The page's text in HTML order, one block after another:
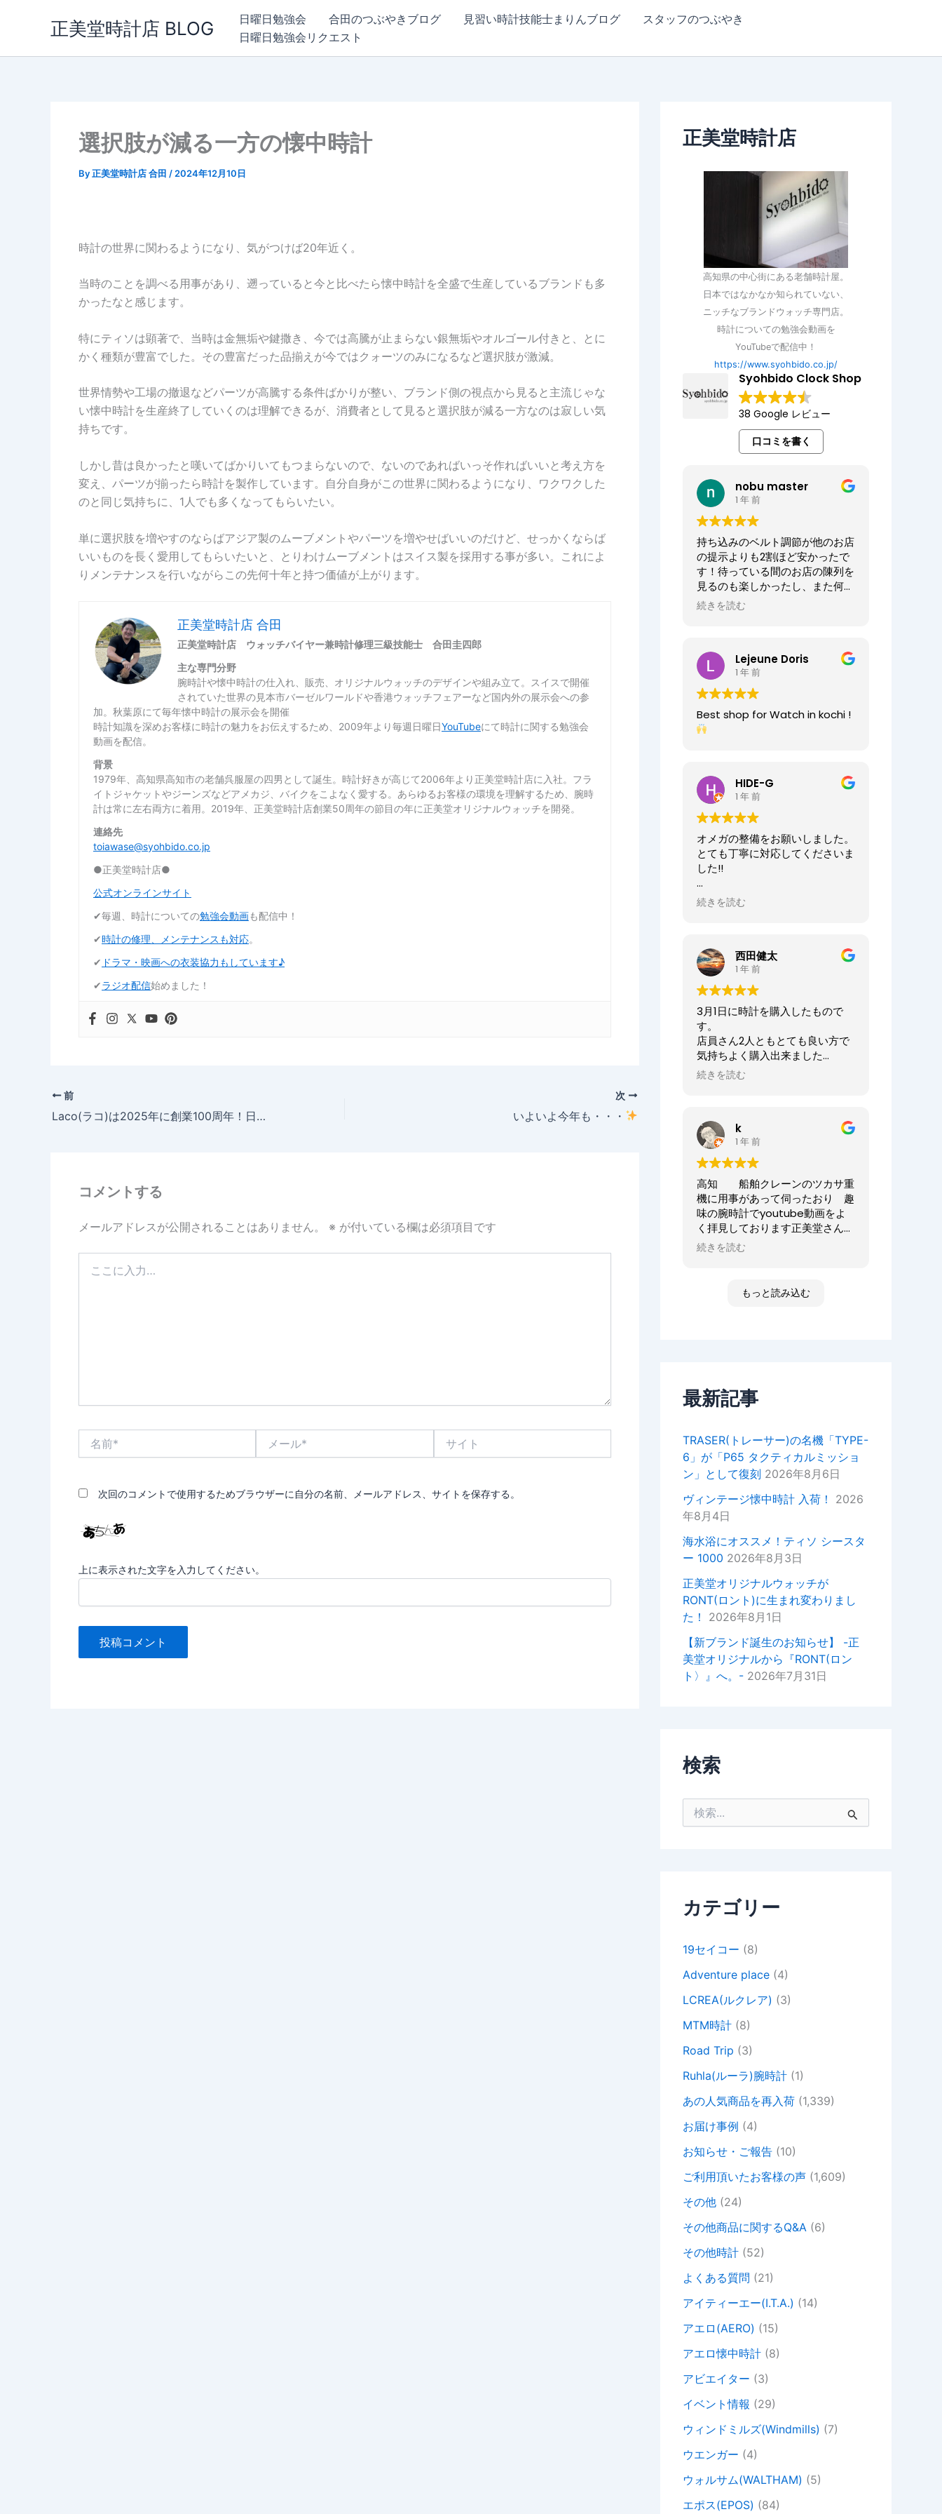
正美堂時計店 BLOG 日曜日勉強会 合田のつぶやきブログ 見習い時計技能士まりんブログ
スタッフのつぶやき
日曜日勉強会リクエスト
選択肢が減る一方の懐中時計
By正美堂時計店 合田 / 2024年12月10日
時計の世界に関わるようになり、気がつけば20年近く。
当時のことを調べる用事があり、遡っていると今と比べたら懐中時計を全盛で生産しているブランドも多
かったなと感じます。
特にティソは顕著で、当時は金無垢や鍵撒き、今では高騰が止まらない銀無垢やオルゴール付きと、とに
かく種類が豊富でした。その豊富だった品揃えが今ではクォーツのみになるなど選択肢が激減。
世界情勢や工場の撤退などパーツが高騰する条件ばかりが整い、ブランド側の視点から見ると主流じゃな
い懐中時計を生産終了していくのは理解できるが、消費者として見ると選択肢が減る一方なのは寂しい気
持ちです。
しかし昔は良かったと嘆いてばかりいてもつまらないので、ないのであればいっそ作ればいいと考え方を
変え、パーツが揃ったら時計を製作しています。自分自身がこの世界に関わるようになり、ワクワクした
のと同じ気持ちに、1人でも多くなってもらいたい。
単に選択肢を増やすのならばアジア製のムーブメントやパーツを増やせばいいのだけど、せっかくならば
いいものを長く愛用してもらいたいと、とりわけムーブメントはスイス製を採用する事が多い。これによ
りメンテナンスを行いながらこの先何十年と持つ価値が上がります。
正美堂時計店 合田
正美堂時計店 ウォッチバイヤー兼時計修理三級技能士 合田圭四郎
主な専門分野
腕時計や懐中時計の仕入れ、販売、オリジナルウォッチのデザインや組み立て。スイスで開催
されていた世界の見本市バーゼルワールドや香港ウォッチフェアーなど国内外の展示会への参
加。秋葉原にて毎年懐中時計の展示会を開催
時計知識を深めお客様に時計の魅力をお伝えするため、2009年より毎週日曜日YouTubeにて時計に関する勉強会
動画を配信。
背景
1979年、高知県高知市の老舗呉服屋の四男として誕生。時計好きが高じて2006年より正美堂時計店に入社。フラ
イトジャケットやジーンズなどアメカジ、バイクをこよなく愛する。あらゆるお客様の環境を理解するため、腕時
計は常に左右両方に着用。2019年、正美堂時計店創業50周年の節目の年に正美堂オリジナルウォッチを開発。
連絡先
toiawase@syohbido.co.jp
●正美堂時計店●
公式オンラインサイト
✔︎毎週、時計についての勉強会動画も配信中！
✔︎時計の修理、メンテナンスも対応。
✔︎ ドラマ・映画への衣装協力もしています♪
✔︎ラジオ配信始めました！
前
Laco(ラコ)は2025年に創業100周年！日本限定の25本記念モデルをリリース！
次
いよいよ今年も・・・
コメントする
メールアドレスが公開されることはありません。 ※ が付いている欄は必須項目です
次回のコメントで使用するためブラウザーに自分の名前、メールアドレス、サイトを保存する。
上に表示された文字を入力してください。
正美堂時計店
高知県の中心街にある老舗時計屋。
日本ではなかなか知られていない、
ニッチなブランドウォッチ専門店。
時計についての勉強会動画を
YouTubeで配信中！
https://www.syohbido.co.jp/
Syohbido Clock Shop
38 Google レビュー
口コミを書く
nobu master
1 年 前
持ち込みのベルト調節が他のお店
の提示よりも2割ほど安かったで
す！待っている間のお店の陳列を
見るのも楽しかったし、また何か
あればお願いしたいお店でした。
た。店員の方が親切なのに加え、
時計がお好きなのが伝わってきま
すし、寄り添った接客をしてくれ
ましたので、買い物が気持ちよく
できました。また、おすすめ通り
交換したベルトもガラッと雰囲気
と仕事がマッチしたご商売は人の
心を豊かにするんだなぁと感じ入
りました。ありがとうございま
す。
オーナーからの返信
先日はベルト調整のご依頼誠にあ
店内も楽しんでいただけて何より
でございます。
ませ。
続きを読む
Lejeune Doris
1 年 前
Best shop for Watch in kochi !
HIDE-G
1 年 前
オメガの整備をお願いしました。
とても丁寧に対応してくださいま
した!!
オーナーからの返信
HIDE-G様
正美堂時計店でございます。
この度は大切な時計の修理をお任
せいただき誠にありがとうござい
ます。
また、嬉しい口コミも誠にありが
とうございます！！
何度も来ていただき申し訳ござい
ませんでした。
ル等、永くお付き合いいただけま
すと幸いです。
どうぞよろしくお願いいたしま
す。
正美堂時計店スタッフ
続きを読む
西田健太
1 年 前
3月1日に時計を購入したもので
す。
店員さん2人ともとても良い方で
気持ちよく購入出来ました
ありがとうございました
この度は数ある時計店の中から当
店へご来店いただき誠にありがと
うございました。
また、嬉しいまで、誠に口コミい
ただきありがとうございます。
大切な時計選びにお立ち会いでき
てとても嬉しかったです
またベルトのサイズが合わなくな
正美堂スタッフ
続きを読む
k
1 年 前
高知 船舶クレーンのツカサ重
機に用事があって伺ったおり 趣
味の腕時計でyoutube動画をよ
く拝見しております正美堂さん
へ 冷やかしで伺ってしまいまし
た ゴメンなさい 小心者ですか
な時間でした
高知 あと何回伺う事があるだ
セイコーのオートクォーツ 褒め
てもらえた！
オーナーからの返信
k様
この度は嬉しい評価をいただき誠
にありがとうございます。
YouTubeの動画もご覧いただい
ているとのことで、スタッフ一同
大変嬉しい気持ちでございます。
次お越しの際はぜひお話しさせて
いただきたいので宜しければお声
掛けいただけると幸いでございま
す。
今後ともどうぞよろしくお願いい
たします。
正美堂時計店スタッフ
続きを読む
もっと読み込む
最新記事
TRASER(トレーサー)の名機「TYPE-
6」が「P65 タクティカルミッショ
ン」として復刻 2026年8月6日
ヴィンテージ懐中時計 入荷！
2026
年8月4日
海水浴にオススメ！ティソ シースタ
ー 1000 2026年8月3日
正美堂オリジナルウォッチが
RONT(ロント)に生まれ変わりまし
た！
2026年8月1日
【新ブランド誕生のお知らせ】 -正
美堂オリジナルから『RONT(ロン
ト〉』へ。- 2026年7月31日
検索
カテゴリー
19セイコー (8)
Adventure place (4)
LCREA(ルクレア) (3)
MTM時計 (8)
Road Trip (3)
Ruhla(ルーラ)腕時計 (1)
あの人気商品を再入荷 (1,339)
お届け事例 (4)
お知らせ・ご報告 (10)
ご利用頂いたお客様の声 (1,609)
その他 (24)
その他商品に関するQ&A (6)
その他時計 (52)
よくある質問 (21)
アイティーエー(I.T.A.) (14)
アエロ(AERO) (15)
アエロ懐中時計 (8)
アビエイター (3)
イベント情報 (29)
ウィンドミルズ(Windmills) (7)
ウエンガー (4)
ウォルサム(WALTHAM) (5)
エポス(EPOS) (84)